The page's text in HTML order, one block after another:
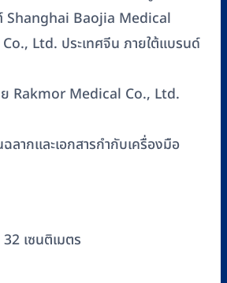
Shanghai Baojia Medical
Ltd. ประเทศจีน ภายใต้แบรนด์
ย Rakmor Medical Co., Ltd.
ฉลากและเอกสารกำกับเครื่องมือ
เซนติเมตร